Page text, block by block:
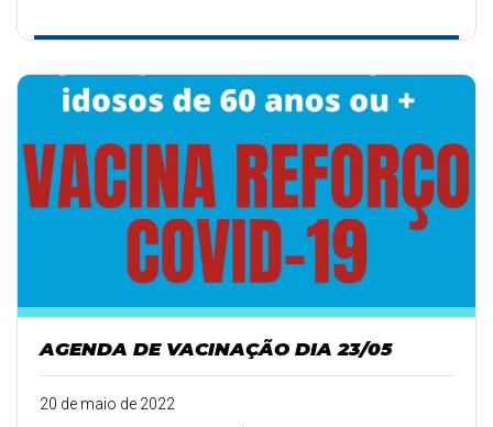
AGENDA DE VACINAÇÃO DIA 23/05
20 de maio de 2022